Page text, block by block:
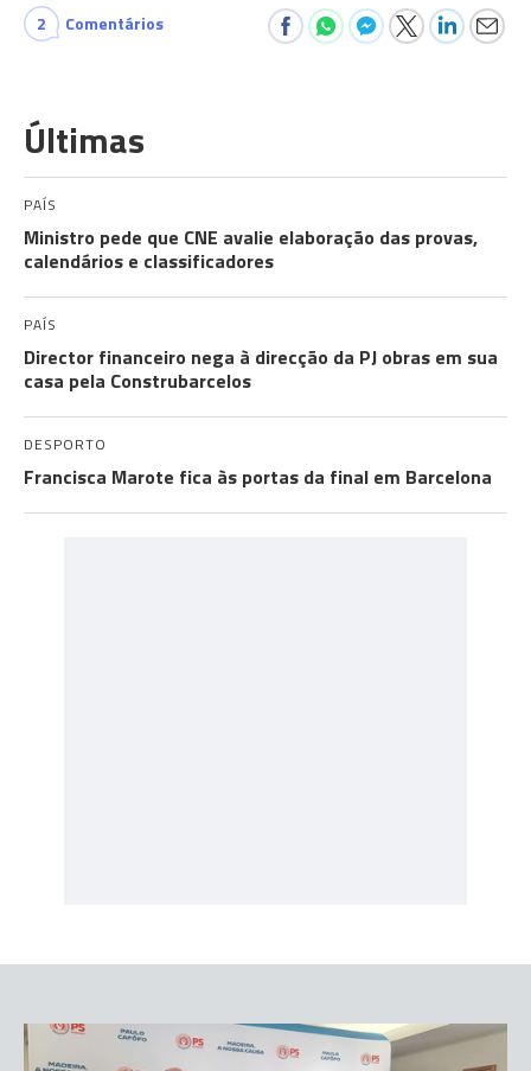
2 Comentários
Últimas
PAÍS
Ministro pede que CNE avalie elaboração das provas,
calendários e classificadores
PAÍS
Director financeiro nega à direcção da PJ obras em sua
casa pela Construbarcelos
DESPORTO
Francisca Marote fica às portas da final em Barcelona